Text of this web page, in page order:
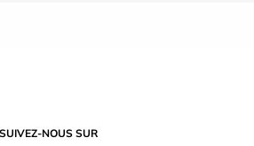
SUIVEZ-NOUS SUR